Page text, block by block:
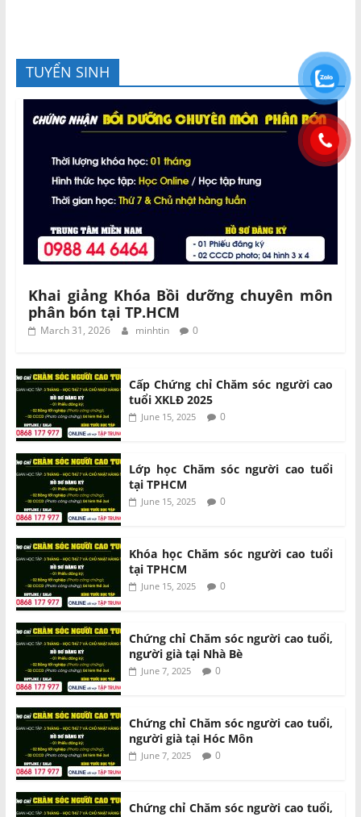
TUYỂN SINH
Khai giảng Khóa Bồi dưỡng chuyên môn
phân bón tại TP.HCM
March 31, 2026 minhtin 0
Cấp Chứng chỉ Chăm sóc người cao
tuổi XKLĐ 2025
June 15, 2025 0
Lớp học Chăm sóc người cao tuổi
tại TPHCM
June 15, 2025 0
Khóa học Chăm sóc người cao tuổi
tại TPHCM
June 15, 2025 0
Chứng chỉ Chăm sóc người cao tuổi,
người già tại Nhà Bè
June 7, 2025 0
Chứng chỉ Chăm sóc người cao tuổi,
người già tại Hóc Môn
June 7, 2025 0
Chứng chỉ Chăm sóc người cao tuổi,